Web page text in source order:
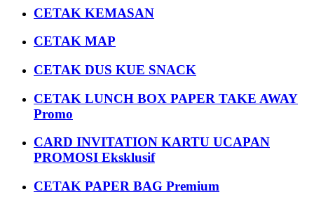
CETAK KEMASAN
CETAK MAP
CETAK DUS KUE SNACK
CETAK LUNCH BOX PAPER TAKE AWAY
Promo
CARD INVITATION KARTU UCAPAN
PROMOSI Eksklusif
CETAK PAPER BAG Premium